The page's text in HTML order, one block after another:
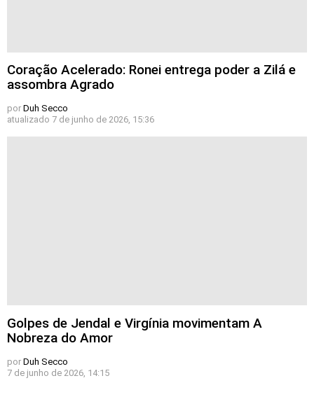
Coração Acelerado: Ronei entrega poder a Zilá e
assombra Agrado
por Duh Secco
atualizado 7 de junho de 2026, 15:36
Golpes de Jendal e Virgínia movimentam A
Nobreza do Amor
por Duh Secco
7 de junho de 2026, 14:15